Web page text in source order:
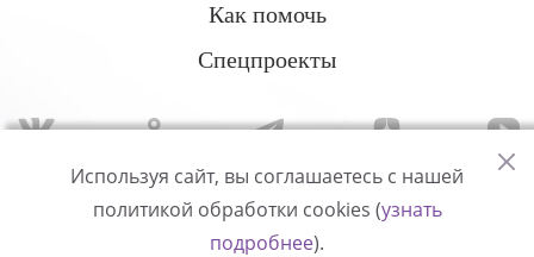
Как помочь
Спецпроекты
Политика конфиденциальности
Используя сайт, вы соглашаетесь с нашей
политикой обработки cookies (узнать
подробнее).